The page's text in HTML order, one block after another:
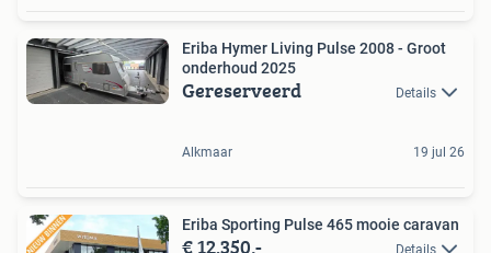
Eriba Hymer Living Pulse 2008 - Groot
onderhoud 2025
Gereserveerd Details
Alkmaar 19 jul 26
Eriba Sporting Pulse 465 mooie caravan
€ 12.350,- Details